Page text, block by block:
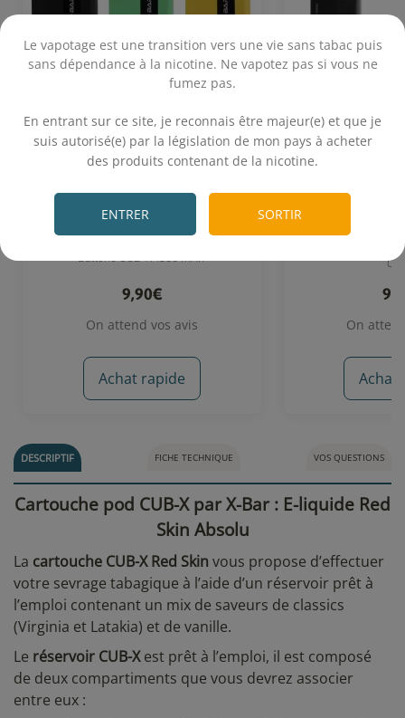
Le vapotage est une transition vers une vie sans tabac puis
sans dépendance à la nicotine. Ne vapotez pas si vous ne
fumez pas.
En entrant sur ce site, je reconnais être majeur(e) et que je
suis autorisé(e) par la législation de mon pays à acheter
des produits contenant de la nicotine.
ENTRER SORTIR
9,90€
On attend vos avis
Achat rapide
12 mL - Classics
On
Achat
DESCRIPTIF FICHE TECHNIQUE VOS QUESTIONS
Cartouche pod CUB-X par X-Bar : E-liquide Red
Skin Absolu
La cartouche CUB-X Red Skin vous propose d’effectuer
votre sevrage tabagique à l’aide d’un réservoir prêt à
l’emploi contenant un mix de saveurs de classics
(Virginia et Latakia) et de vanille.
Le réservoir CUB-Xest prêt à l’emploi, il est composé
de deux compartiments que vous devrez associer
entre eux :